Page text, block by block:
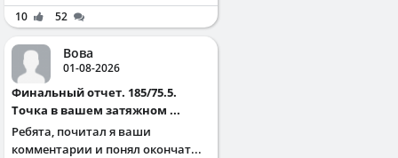
10 52
Вова
01-08-2026
Финальный отчет. 185/75.5.
Точка в вашем затяжном ...
Ребята, почитал я ваши
комментарии и понял окончат...